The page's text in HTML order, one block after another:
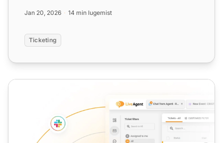
Jan 20, 2026 14 min lugemist
Ticketing
Tugiteenuse pilet